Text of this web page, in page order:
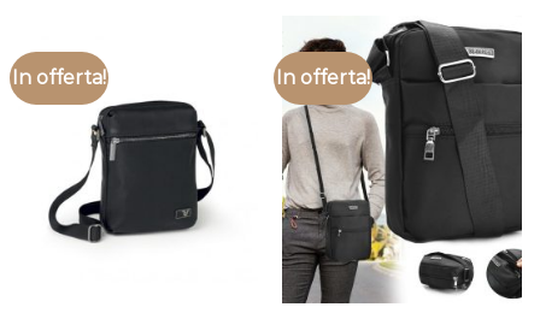
In offerta! In offerta!